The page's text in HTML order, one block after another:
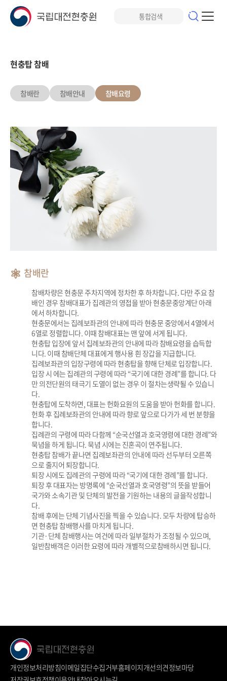
현충탑 참배
참배란 참배안내 참배요령
참배란
참배차량은 현충문 주차지역에 정차한 후 하차합니다. 다만 주요 참
배인 경우 참배대표가 집례관의 영접을 받아 현충문중앙계단 아래
에서 하차합니다.
현충문에서는 집례보좌관의 안내에 따라 현충문 중앙에서 4열에서
6열로 정렬합니다. 이때 참배대표는 맨 앞에 서게 됩니다.
현충탑 입장에 앞서 집례보좌관의 안내에 따라 참배요령을 습득합
니다. 이때 참배단체 대표에게 행사용 흰 장갑을 지급합니다.
집례보좌관의 입장구령에 따라 현충탑을 향해 단체로 입장합니다.
입장 시 에는 집례관의 구령에 따라 “국기에 대한 경례”를 합니다. 다
만 의전단원의 태극기 도열이 없는 경우 이 절차는생략될 수 있습니
다.
현충탑에 도착하면, 대표는 헌화요원의 도움을 받아 헌화를 합니다.
헌화 후 집례보좌관의 안내에 따라 향로 앞으로 다가가 세 번 분향을
합니다.
집례관의 구령에 따라 다함께 “순국선열과 호국영령에 대한 경례”와
묵념을 하게 됩니다. 묵념 시에는 진혼곡이 연주됩니다.
현충탑 참배가 끝나면 집례보좌관의 안내에 따라 선두부터 오른쪽
으로 줄지어 퇴장합니다.
퇴장 시에도 집례관의 구령에 따라 “국기에 대한 경례”를 합니다.
퇴장 후 대표자는 방명록에 “순국선열과 호국영령”의 뜻을 받들어
국가와 소속기관 및 단체의 발전을 기원하는 내용의 글을작성합니
다.
참배 후에는 단체 기념사진을 찍을 수 있습니다. 모두 차량에 탑승하
면 현충탑 참배행사를 마치게 됩니다.
기관·단체 참배행사는 여건에 따라 일부절차가 조정될 수 있으며,
일반참배객은 이러한 요령에 따라 개별적으로참배하시면 됩니다.
개인정보처리방침이메일집단수집거부홈페이지개선의견정보마당